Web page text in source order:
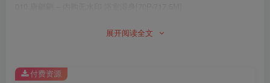
展开阅读全文
付费资源